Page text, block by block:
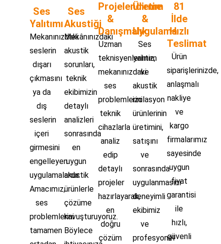
Ses
Yalıtımı
Mekanınızdaki
seslerin
dışarı
çıkmasını
ya da
dış
seslerin
içeri
girmesini
engelleyen
uygulamalardır.
Amacımız,
ses
problemlerini
tamamen
Ses
Akustiği
Mekânınızdaki
akustik
sorunları,
teknik
ekibimizin
detaylı
analizleri
sonrasında
en
uygun
akustik
ürünlerle
çözüme
kavuşturuyoruz.
Böylece
Projelendirme
&
Danışmalık
Uzman
teknisyenlerimiz,
mekanınızdaki
ses
problemlerini
teknik
cihazlarla
analiz
edip
detaylı
projeler
hazırlayarak,
en
doğru
çözüm
Üretim
&
Uygulama
Ses
yalıtım
ve
akustik
izolasyon
ürünlerinin
üretimini,
satışını
ve
sonrasında
uygulanmasını
deneyimli
ekibimiz
ve
profesyonel
81
İlde
Hızlı
Teslimat
Ürün
siparişlerinizde,
anlaşmalı
nakliye
ve
kargo
firmalarımız
sayesinde
uygun
fiyat
garantisi
ile
hızlı,
güvenli